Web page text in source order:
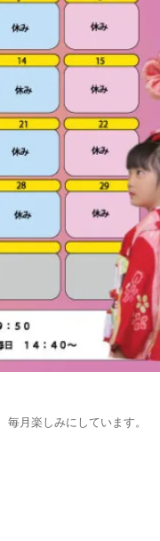
月楽しみにしています。